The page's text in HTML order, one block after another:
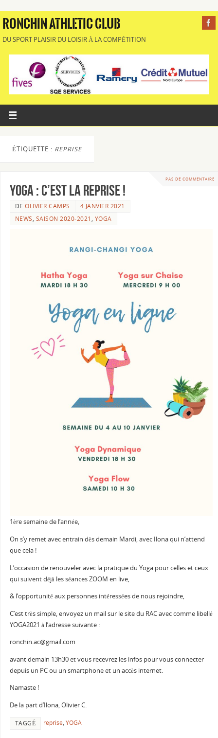
RONCHIN ATHLETIC CLUB
DU SPORT PLAISIR DU LOISIR À LA COMPÉTITION
ÉTIQUETTE : REPRISE
PAS DE COMMENTAIRE
Yoga : c’est la reprise !
DEOLIVIER CAMPS
4 JANVIER 2021
NEWS, SAISON 2020-2021 , YOGA
1ère semaine de l’année,
On s’y remet avec entrain dès demain Mardi, avec Ilona qui n’attend
que cela !
L’occasion de renouveler avec la pratique du Yoga pour celles et ceux
qui suivent déjà les séances ZOOM en live,
& l’opportunité aux personnes intéressées de nous rejoindre,
C’est très simple, envoyez un mail sur le site du RAC avec comme libellé
YOGA2021 à l’adresse suivante :
ronchin.ac@gmail.com
avant demain 13h30 et vous recevrez les infos pour vous connecter
depuis un PC ou un smartphone et un accès internet.
Namaste !
De la part d’Ilona, Olivier C.
TAGGÉ reprise,YOGA